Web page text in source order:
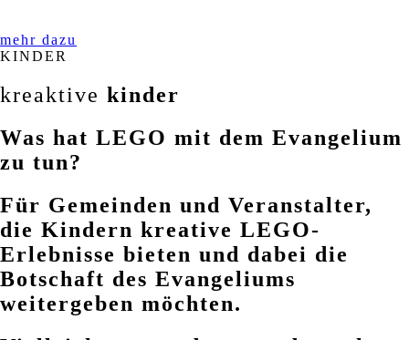
mehr dazu
KINDER
kreaktive kinder
Was hat LEGO mit dem Evangelium
zu tun?
Für Gemeinden und Veranstalter,
die Kindern kreative LEGO-
Erlebnisse bieten und dabei die
Botschaft des Evangeliums
weitergeben möchten.